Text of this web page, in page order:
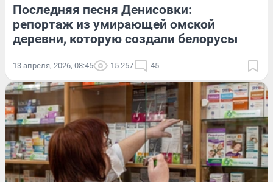
Последняя песня Денисовки:
репортаж из умирающей омской
деревни, которую создали белорусы
13 апреля, 2026, 08:45 15 257 45